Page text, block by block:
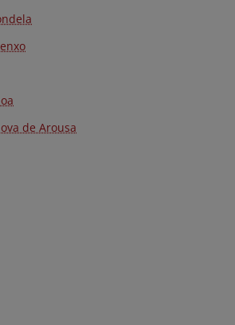
de Arousa